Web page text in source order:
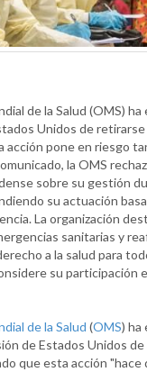
de la Salud (OMS)
Unidos de retirarse
pone en riesgo
la OMS
sobre su gestión
su actuación
La organización
sanitarias y
a la salud para
su participación
de la Salud (OMS) ha
de Estados Unidos de
que esta acción